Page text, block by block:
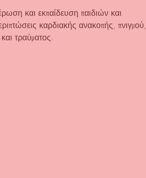
και εκπαίδευση παιδιών και
καρδιακής ανακοπής, πνιγμού,
τραύματος.